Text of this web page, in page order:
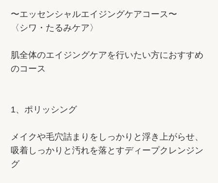
〜エッセンシャルエイジングケアコース〜
〈シワ・たるみケア〉
肌全体のエイジングケアを行いたい方におすすめ
のコース
1、ポリッシング
メイクや毛穴詰まりをしっかりと浮き上がらせ、
吸着しっかりと汚れを落とすディープクレンジン
グ